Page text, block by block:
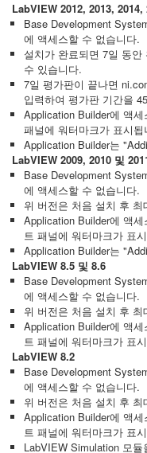
LabVIEW 2012, 2013,
Base Development
에 액세스할 수 없습니다.
설치가 완료되면 7일 동
수 있습니다.
7일 평가판이 끝나면
입력하여 평가판 기간을
Application Builder에 액
패널에 워터마크가 표시됩
Application Builder는
LabVIEW 2009, 2010 및
Base Development
에 액세스할 수 없습니다.
위 버전은 처음 설치 후
Application Builder에 액
트 패널에 워터마크가 표
Application Builder는
LabVIEW 8.5 및 8.6
Base Development
에 액세스할 수 없습니다.
위 버전은 처음 설치 후
Application Builder에 액
트 패널에 워터마크가 표
LabVIEW 8.2
Base Development
에 액세스할 수 없습니다.
위 버전은 처음 설치 후
Application Builder에 액
트 패널에 워터마크가 표
LabVIEW Simulation 모